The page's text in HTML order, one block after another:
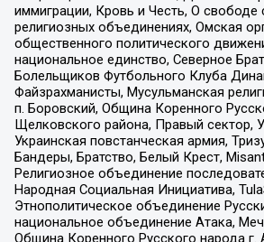
иммиграции, Кровь и Честь, О свободе
религиозных объединениях, Омская
общественного политического
национальное единство, Северное
Болельщиков Футбольного Клуба
Файзрахманисты, Мусульманская
п. Боровский, Община Коренного
Щелковского района, Правый сектор,
Украинская повстанческая армия,
Бандеры, Братство, Белый Крест,
Религиозное объединение
Народная Социальная Инициатива,
Этнополитическое объединение
национальное объединение Атака,